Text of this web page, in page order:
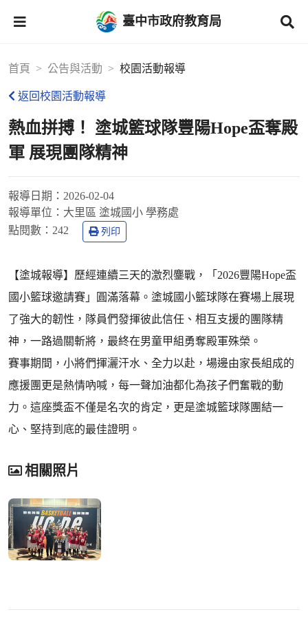
臺中市政府教育局
首頁 公告與活動 校園活動報導
返回校園活動報導
熱血拼搏！ 塗城籃球隊豐陽Hope盃奪殿
軍 展現團隊精神
報導日期： 2026-02-04
報導單位： 大里區 塗城國小 學務處
點閱數： 242 列印
【塗城報導】歷經連續三天的激烈鏖戰，「2026豐陽Hope盃
國小籃球邀請賽」圓滿落幕。塗城國小籃球隊在賽場上展現
了強大的韌性，隊員們發揮彼此信任、相互支援的團隊精
神，一路過關斬將，最終在男童甲組勇奪殿軍殊榮。
賽事期間，小將們揮灑汗水、全力以赴，場邊由家長組成的
應援團更是熱情吶喊，每一聲加油都化為孩子們奮戰的動
力。這座獎盃不僅是名次的肯定，更是塗城籃球隊團結一
心、堅持到底的最佳證明。
相關照片